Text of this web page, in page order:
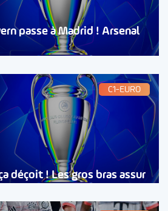
passe à Madrid ! Arsenal
C1-EURO
déçoit ! Les gros bras assur